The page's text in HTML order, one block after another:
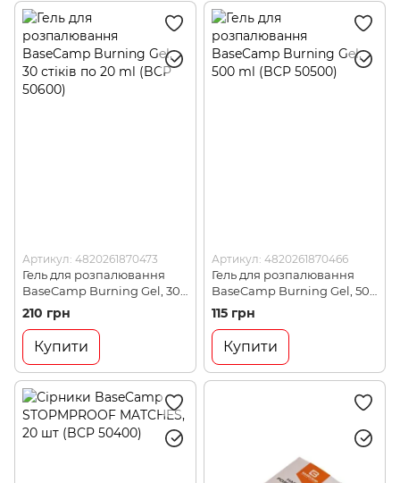
Артикул: 4820261870473
Гель для розпалювання
BaseCamp Burning Gel, 30
стіків по 20 ml (BCP 50600)
210 грн
Купити
Артикул: 4820261870466
Гель для розпалювання
BaseCamp Burning Gel, 500
ml (BCP 50500)
115 грн
Купити